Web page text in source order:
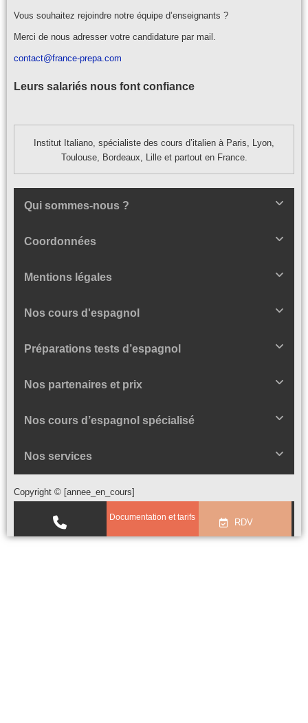
Vous souhaitez rejoindre notre équipe d’enseignants ?
Merci de nous adresser votre candidature par mail.
contact@france-prepa.com
Leurs salariés nous font confiance
Institut Italiano, spécialiste des cours d’italien à Paris, Lyon,
Toulouse, Bordeaux, Lille et partout en France.
Qui sommes-nous ?
Coordonnées
Mentions légales
Nos cours d'espagnol
Préparations tests d’espagnol
Nos partenaires et prix
Nos cours d’espagnol spécialisé
Nos services
Copyright © [annee_en_cours]
Documentation et tarifs RDV